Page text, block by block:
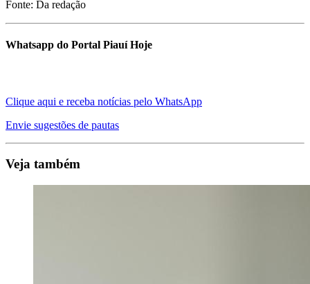
Fonte: Da redação
Whatsapp do Portal Piauí Hoje
Clique aqui e receba notícias pelo WhatsApp
Envie sugestões de pautas
Veja também